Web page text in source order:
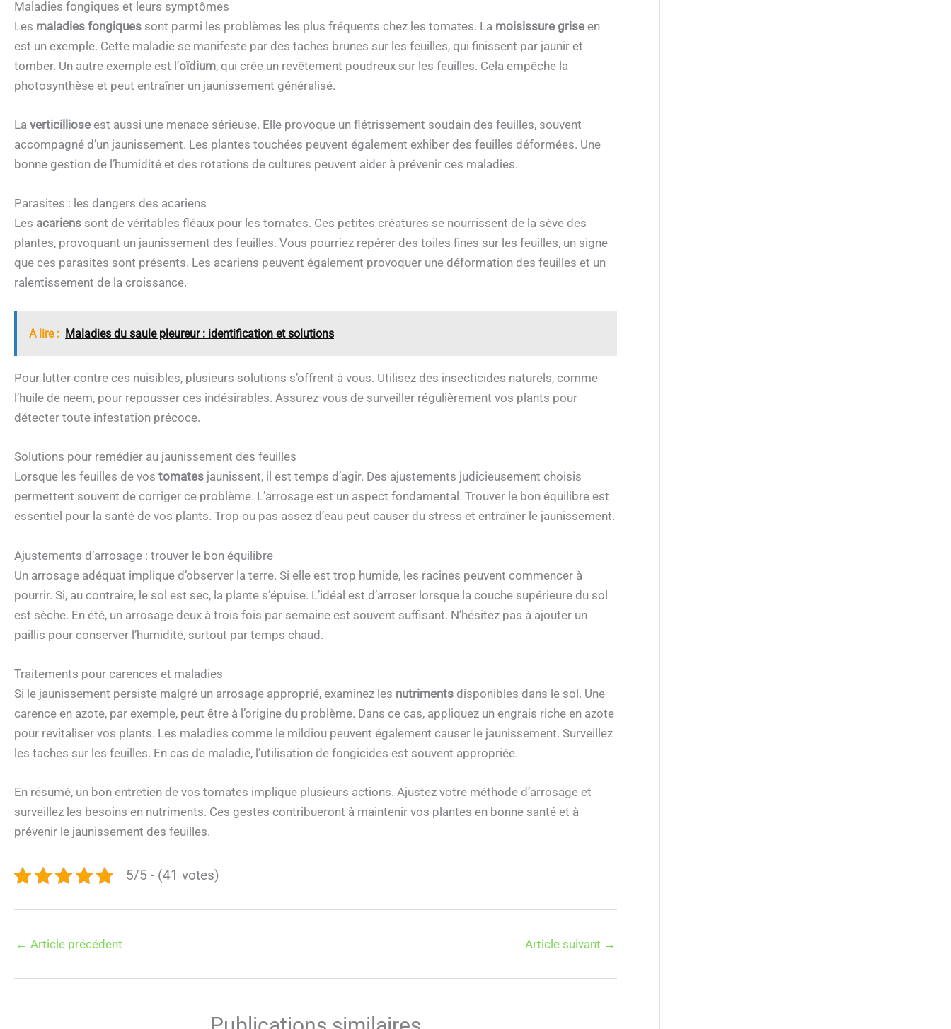
Maladies fongiques et leurs symptômes
Les maladies fongiques sont parmi les problèmes les plus fréquents chez les tomates. La moisissure grise en
est un exemple. Cette maladie se manifeste par des taches brunes sur les feuilles, qui finissent par jaunir et
tomber. Un autre exemple est l’oïdium, qui crée un revêtement poudreux sur les feuilles. Cela empêche la
photosynthèse et peut entraîner un jaunissement généralisé.
La verticilliose est aussi une menace sérieuse. Elle provoque un flétrissement soudain des feuilles, souvent
accompagné d’un jaunissement. Les plantes touchées peuvent également exhiber des feuilles déformées. Une
bonne gestion de l’humidité et des rotations de cultures peuvent aider à prévenir ces maladies.
Parasites : les dangers des acariens
Les acariens sont de véritables fléaux pour les tomates. Ces petites créatures se nourrissent de la sève des
plantes, provoquant un jaunissement des feuilles. Vous pourriez repérer des toiles fines sur les feuilles, un signe
que ces parasites sont présents. Les acariens peuvent également provoquer une déformation des feuilles et un
ralentissement de la croissance.
A lire : Maladies du saule pleureur : identification et solutions
Pour lutter contre ces nuisibles, plusieurs solutions s’offrent à vous. Utilisez des insecticides naturels, comme
l’huile de neem, pour repousser ces indésirables. Assurez-vous de surveiller régulièrement vos plants pour
détecter toute infestation précoce.
Solutions pour remédier au jaunissement des feuilles
Lorsque les feuilles de vos tomates jaunissent, il est temps d’agir. Des ajustements judicieusement choisis
permettent souvent de corriger ce problème. L’arrosage est un aspect fondamental. Trouver le bon équilibre est
essentiel pour la santé de vos plants. Trop ou pas assez d’eau peut causer du stress et entraîner le jaunissement.
Ajustements d’arrosage : trouver le bon équilibre
Un arrosage adéquat implique d’observer la terre. Si elle est trop humide, les racines peuvent commencer à
pourrir. Si, au contraire, le sol est sec, la plante s’épuise. L’idéal est d’arroser lorsque la couche supérieure du sol
est sèche. En été, un arrosage deux à trois fois par semaine est souvent suffisant. N’hésitez pas à ajouter un
paillis pour conserver l’humidité, surtout par temps chaud.
Traitements pour carences et maladies
Si le jaunissement persiste malgré un arrosage approprié, examinez les nutriments disponibles dans le sol. Une
carence en azote, par exemple, peut être à l’origine du problème. Dans ce cas, appliquez un engrais riche en azote
pour revitaliser vos plants. Les maladies comme le mildiou peuvent également causer le jaunissement. Surveillez
les taches sur les feuilles. En cas de maladie, l’utilisation de fongicides est souvent appropriée.
En résumé, un bon entretien de vos tomates implique plusieurs actions. Ajustez votre méthode d’arrosage et
surveillez les besoins en nutriments. Ces gestes contribueront à maintenir vos plantes en bonne santé et à
prévenir le jaunissement des feuilles.
5/5 - (41 votes)
← Article précédent Article suivant →